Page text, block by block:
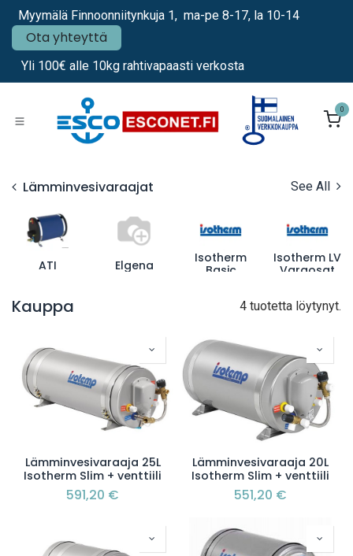
Siirry sisältöön
Myymälä Finnoonniitynkuja 1, ma-pe 8-17, la 10-14
Ota yhteyttä
Yli 100€ alle 10kg rahtivapaasti verkosta
0
Lämminvesivaraajat See All
ATI Elgena
Isotherm
Basic
Isotherm LV
Varaosat
Kauppa 4 tuotetta löytynyt.
Lämminvesivaraaja 25L
Isotherm Slim + venttiili
591,20 €
Lämminvesivaraaja 20L
Isotherm Slim + venttiili
551,20 €